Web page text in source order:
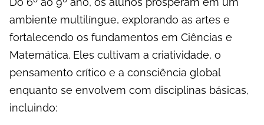
ambiente multilíngue, explorando as artes e
fortalecendo os fundamentos em Ciências e
Matemática. Eles cultivam a criatividade, o
pensamento crítico e a consciência global
enquanto se envolvem com disciplinas básicas,
incluindo: